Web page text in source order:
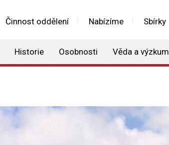
Činnost oddělení Nabízíme Sbírky
Historie Osobnosti Věda a výzkum